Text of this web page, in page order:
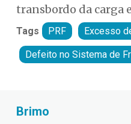
transbordo da carga
Tags PRF Excesso
Defeito no Sistema de
Fabiano Bordignon